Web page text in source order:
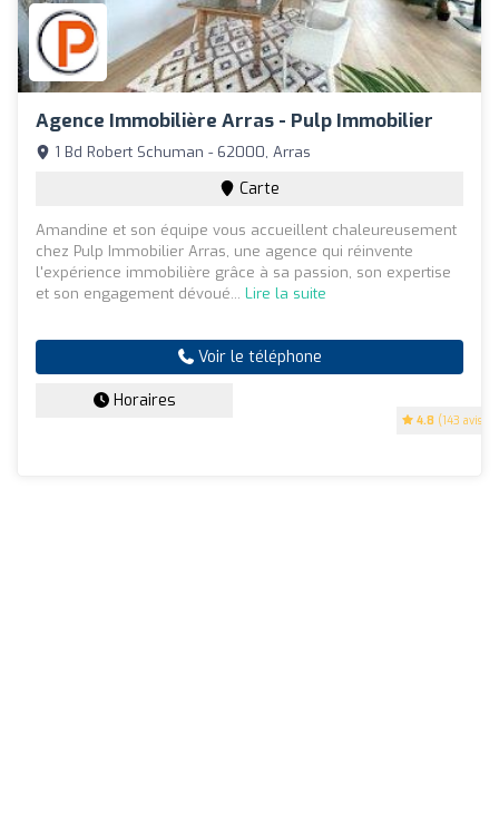
Agence Immobilière Arras - Pulp Immobilier
4.8 (143 avis)
1 Bd Robert Schuman - 62000, Arras
Carte
Amandine et son équipe vous accueillent chaleureusement
chez Pulp Immobilier Arras, une agence qui réinvente
l'expérience immobilière grâce à sa passion, son expertise
et son engagement dévoué... Lire la suite
Voir le téléphone
Horaires